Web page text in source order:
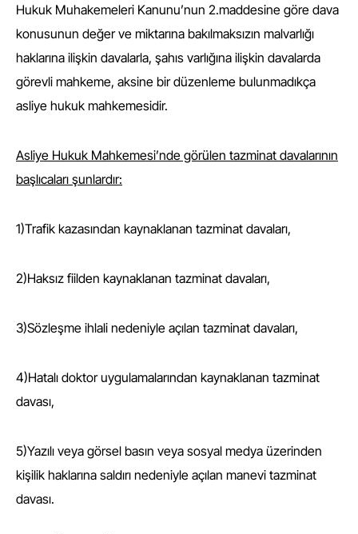
Hukuk Muhakemeleri Kanunu’nun 2.maddesine göre dava
konusunun değer ve miktarına bakılmaksızın malvarlığı
haklarına ilişkin davalarla, şahıs varlığına ilişkin davalarda
görevli mahkeme, aksine bir düzenleme bulunmadıkça
asliye hukuk mahkemesidir.
Asliye Hukuk Mahkemesi’nde görülen tazminat davalarının
başlıcaları şunlardır:
1)Trafik kazasından kaynaklanan tazminat davaları,
2)Haksız fiilden kaynaklanan tazminat davaları,
3)Sözleşme ihlali nedeniyle açılan tazminat davaları,
4)Hatalı doktor uygulamalarından kaynaklanan tazminat
davası,
5)Yazılı veya görsel basın veya sosyal medya üzerinden
kişilik haklarına saldırı nedeniyle açılan manevi tazminat
davası.